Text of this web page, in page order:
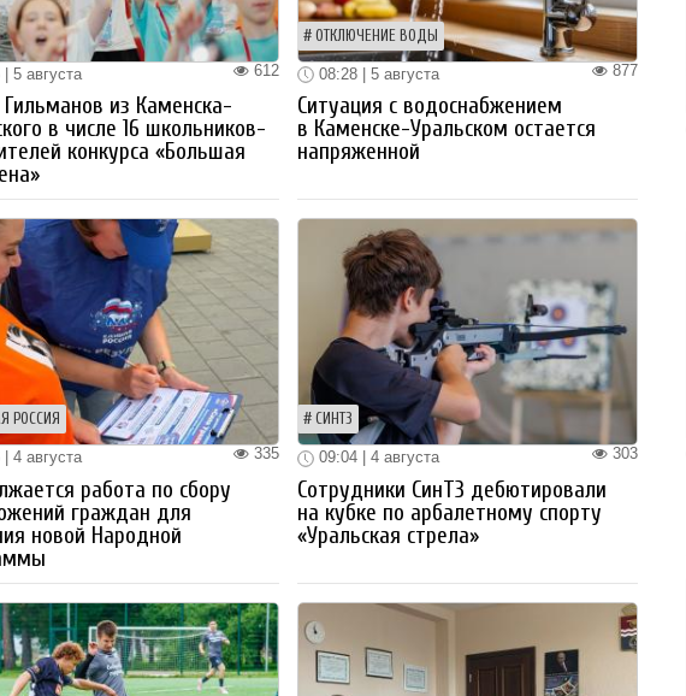
612
5 августа
из Каменска-
в числе 16 школьников-
конкурса «Большая
ОТКЛЮЧЕНИЕ ВОДЫ
877
08:28 | 5 августа
Ситуация с водоснабжением
в Каменске-Уральском остается
напряженной
РОССИЯ
335
4 августа
работа по сбору
граждан для
новой Народной
СИНТЗ
303
09:04 | 4 августа
Сотрудники СинТЗ дебютировали
на кубке по арбалетному спорту
«Уральская стрела»